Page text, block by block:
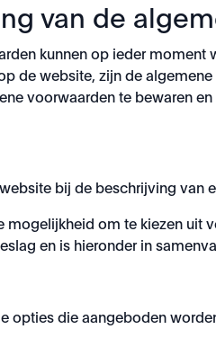
van de
kunnen op ieder
de website, zijn de
voorwaarden te bewaren
bij de beschrijving van
om te kiezen
en is hieronder in
opties die aangeboden